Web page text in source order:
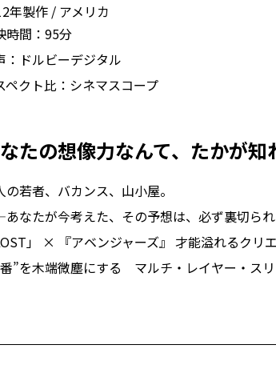
年製作
アメリカ
時間： 95分
ドルビーデジタル
ペクト比： シネマスコープ
たの想像力なんて、たかが知
の若者、バカンス、山小屋。
なたが今考えた、その予想は、必ず裏切ら
」 × 『アベンジャーズ』 才能溢れるクリ
”を木端微塵にする マルチ・レイヤー・ス